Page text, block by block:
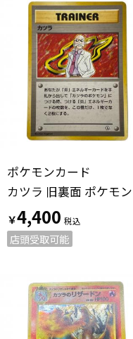
ポケモンカード
￥4,400
店頭受取可能